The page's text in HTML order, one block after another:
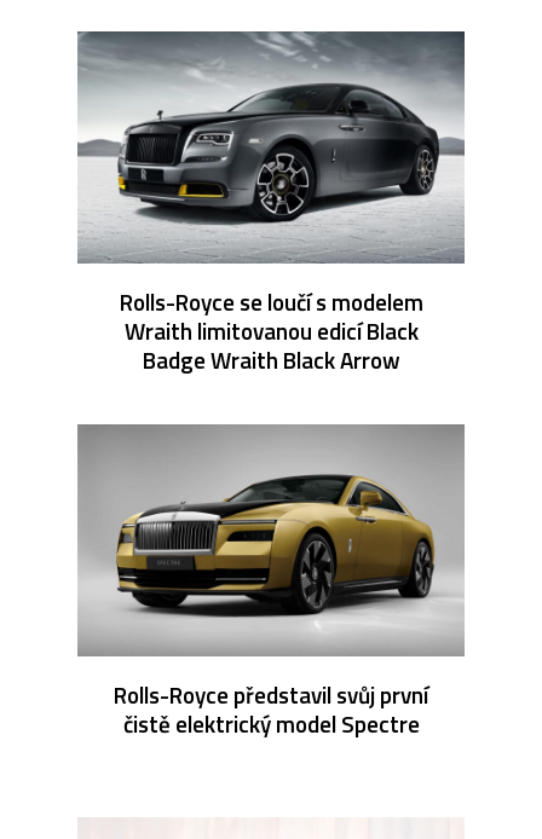
Rolls-Royce se loučí s modelem
Wraith limitovanou edicí Black
Badge Wraith Black Arrow
Rolls-Royce představil svůj první
čistě elektrický model Spectre